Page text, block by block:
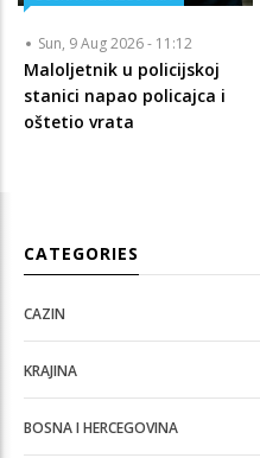
Sun, 9 Aug 2026 - 11:12
Maloljetnik u policijskoj
stanici napao policajca i
oštetio vrata
CATEGORIES
CAZIN
KRAJINA
BOSNA I HERCEGOVINA